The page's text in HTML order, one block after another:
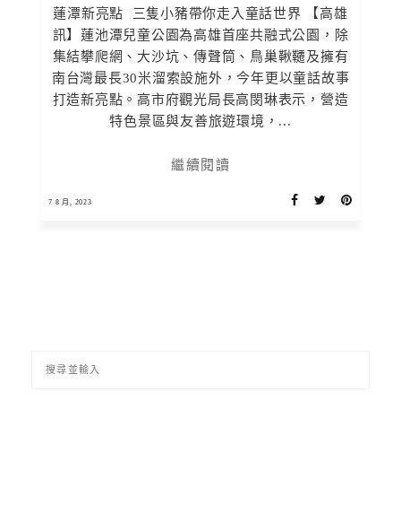
蓮潭新亮點 三隻小豬帶你走入童話世界 【高雄
訊】蓮池潭兒童公園為高雄首座共融式公園，除
集結攀爬網、大沙坑、傳聲筒、鳥巢鞦韆及擁有
南台灣最長30米溜索設施外，今年更以童話故事
打造新亮點。高市府觀光局長高閔琳表示，營造
特色景區與友善旅遊環境，...
繼續閱讀
7 8 月, 2023